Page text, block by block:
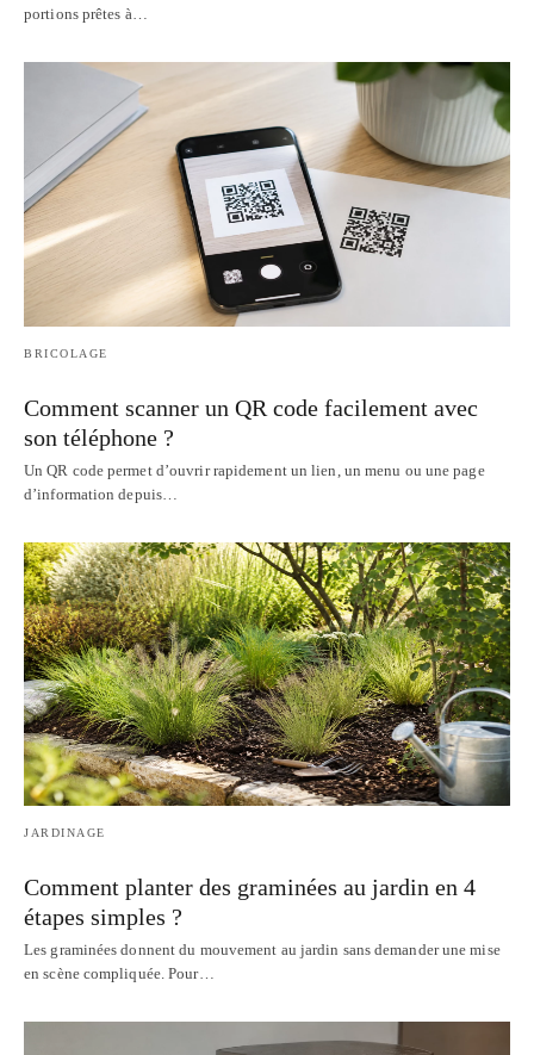
portions prêtes à…
BRICOLAGE
Comment scanner un QR code facilement avec
son téléphone ?
Un QR code permet d’ouvrir rapidement un lien, un menu ou une page
d’information depuis…
JARDINAGE
Comment planter des graminées au jardin en 4
étapes simples ?
Les graminées donnent du mouvement au jardin sans demander une mise
en scène compliquée. Pour…